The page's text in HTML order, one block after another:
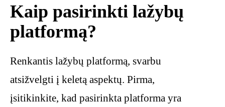
Kaip pasirinkti lažybų
platformą?
Renkantis lažybų platformą, svarbu
atsižvelgti į keletą aspektų. Pirma,
įsitikinkite, kad pasirinkta platforma yra